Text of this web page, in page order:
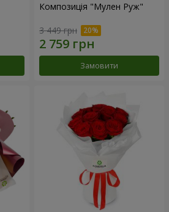
Композиція "Мулен Руж"
3 449 грн
Замовити